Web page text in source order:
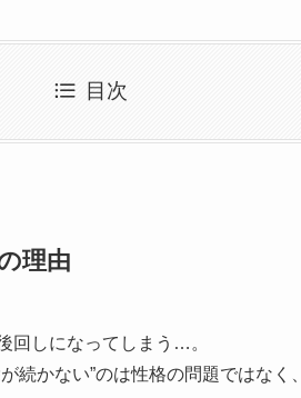
目次
理由
回しになってしまう…。
続かない”のは性格の問題ではなく、